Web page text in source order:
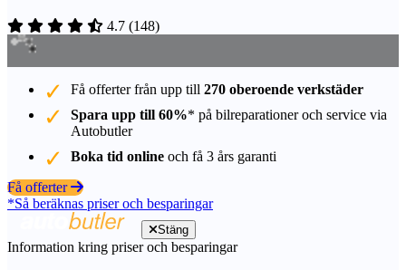
4.7 (148)
Få offerter från upp till 270 oberoende verkstäder
Spara upp till 60%* på bilreparationer och service via
Autobutler
Boka tid online och få 3 års garanti
Få offerter
*Så beräknas priser och besparingar
Stäng
Information kring priser och besparingar